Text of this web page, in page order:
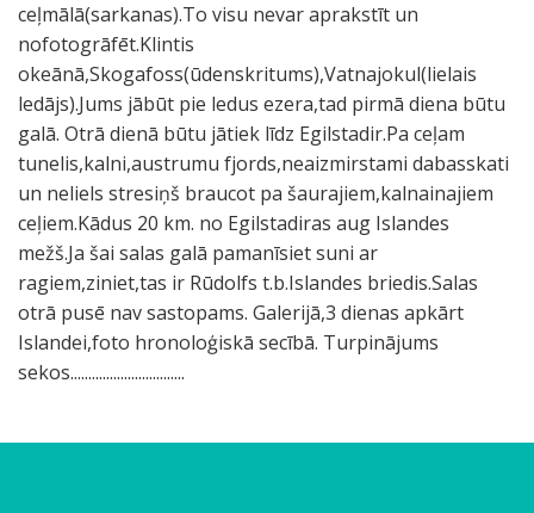
ceļmālā(sarkanas).To visu nevar aprakstīt un
nofotogrāfēt.Klintis
okeānā,Skogafoss(ūdenskritums),Vatnajokul(lielais
ledājs).Jums jābūt pie ledus ezera,tad pirmā diena būtu
galā. Otrā dienā būtu jātiek līdz Egilstadir.Pa ceļam
tunelis,kalni,austrumu fjords,neaizmirstami dabasskati
un neliels stresiņš braucot pa šaurajiem,kalnainajiem
ceļiem.Kādus 20 km. no Egilstadiras aug Islandes
mežš.Ja šai salas galā pamanīsiet suni ar
ragiem,ziniet,tas ir Rūdolfs t.b.Islandes briedis.Salas
otrā pusē nav sastopams. Galerijā,3 dienas apkārt
Islandei,foto hronoloģiskā secībā. Turpinājums
sekos................................